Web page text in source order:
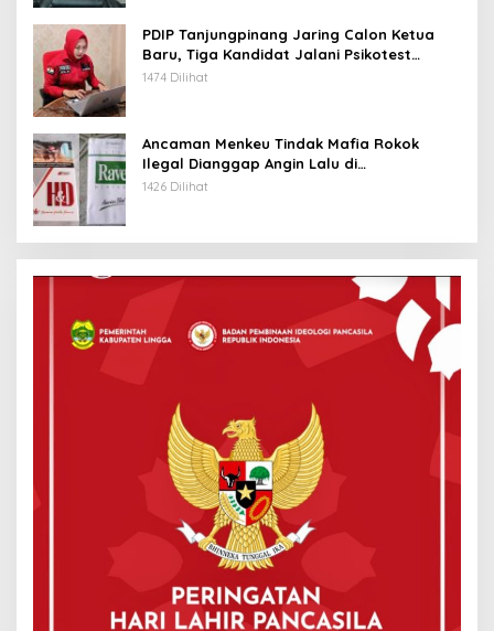
PDIP Tanjungpinang Jaring Calon Ketua
Baru, Tiga Kandidat Jalani Psikotest
Daring
1474 Dilihat
Ancaman Menkeu Tindak Mafia Rokok
Ilegal Dianggap Angin Lalu di
Tanjungpinang
1426 Dilihat